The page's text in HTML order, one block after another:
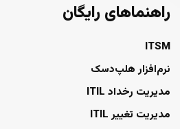
راهنماهای رایگان
ITSM
نرم‌افزار هلپ‌دسک
مدیریت رخداد ITIL
مدیریت تغییر ITIL